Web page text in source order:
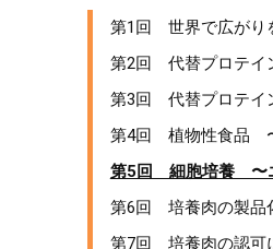
第1回 世界で広がり
第2回 代替プロテイ
第3回 代替プロテイ
第4回 植物性食品
第5回 細胞培養 〜
第6回 培養肉の製品
第7回 培養肉の認可